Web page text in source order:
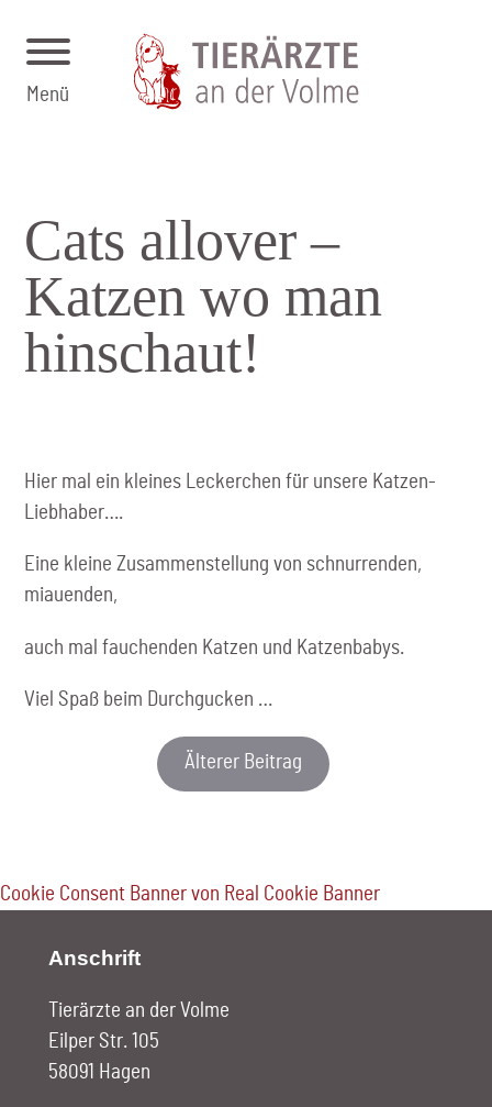
Menü
Cats allover –
Katzen wo man
hinschaut!
Hier mal ein kleines Leckerchen für unsere Katzen-
Liebhaber….
Eine kleine Zusammenstellung von schnurrenden,
miauenden,
auch mal fauchenden Katzen und Katzenbabys.
Viel Spaß beim Durchgucken …
Älterer Beitrag
Cookie Consent Banner von Real Cookie Banner
Anschrift
Tierärzte an der Volme
Eilper Str. 105
58091 Hagen